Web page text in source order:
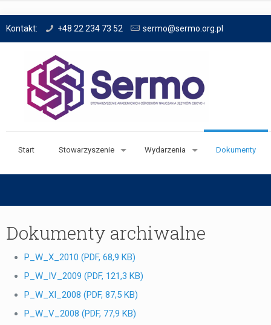
Kontakt: +48 22 234 73 52 sermo@sermo.org.pl
Start Stowarzyszenie Wydarzenia Dokumenty
Dokumenty archiwalne
P_W_X_2010 (PDF, 68,9 KB)
P_W_IV_2009 (PDF, 121,3 KB)
P_W_XI_2008 (PDF, 87,5 KB)
P_W_V_2008 (PDF, 77,9 KB)